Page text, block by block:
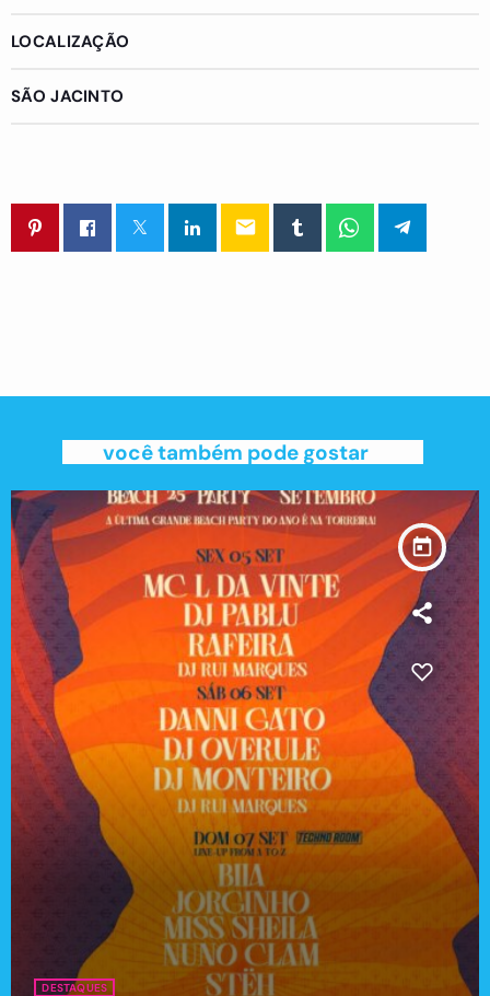
LOCALIZAÇÃO
SÃO JACINTO
email
você também pode gostar
today
DESTAQUES